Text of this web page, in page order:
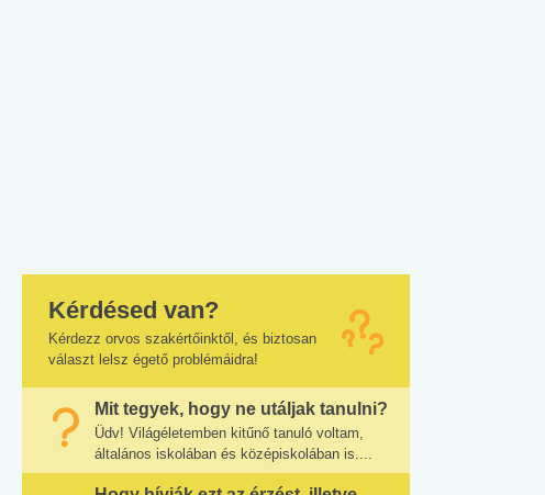
Kérdésed van?
Kérdezz orvos szakértőinktől, és biztosan
választ lelsz égető problémáidra!
Mit tegyek, hogy ne utáljak tanulni?
Üdv! Világéletemben kitűnő tanuló voltam,
általános iskolában és középiskolában is....